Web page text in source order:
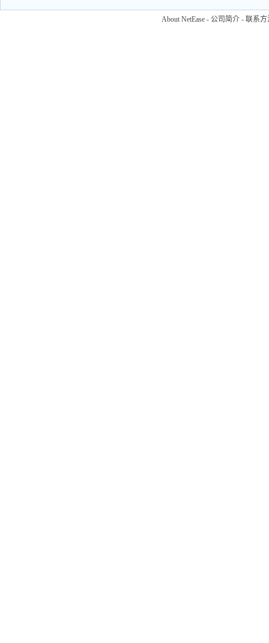
About NetEase - 公司简介 - 联系方